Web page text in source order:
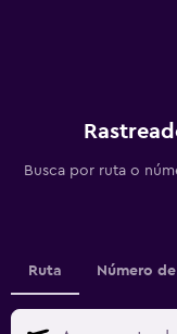
Busca por ruta o
Ruta Número